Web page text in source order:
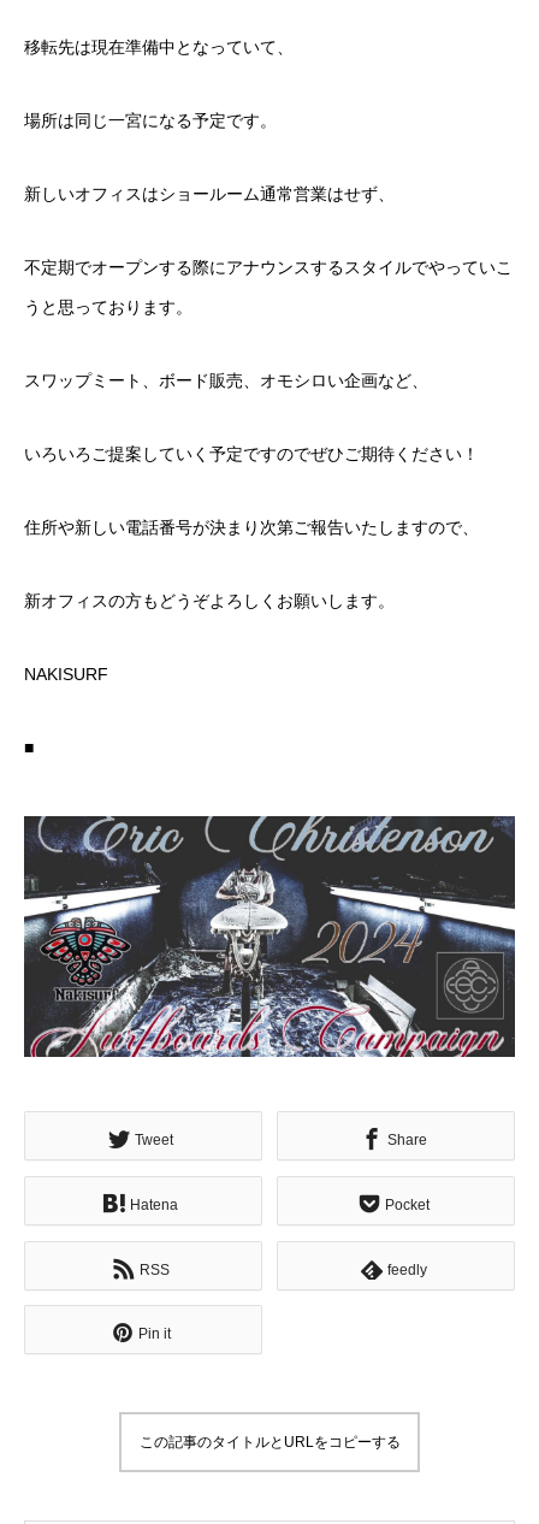
移転先は現在準備中となっていて、
場所は同じ一宮になる予定です。
新しいオフィスはショールーム通常営業はせず、
不定期でオープンする際にアナウンスするスタイルでやっていこ
うと思っております。
スワップミート、ボード販売、オモシロい企画など、
いろいろご提案していく予定ですのでぜひご期待ください！
住所や新しい電話番号が決まり次第ご報告いたしますので、
新オフィスの方もどうぞよろしくお願いします。
NAKISURF
■
Tweet Share
Hatena Pocket
RSS feedly
Pin it
この記事のタイトルとURLをコピーする